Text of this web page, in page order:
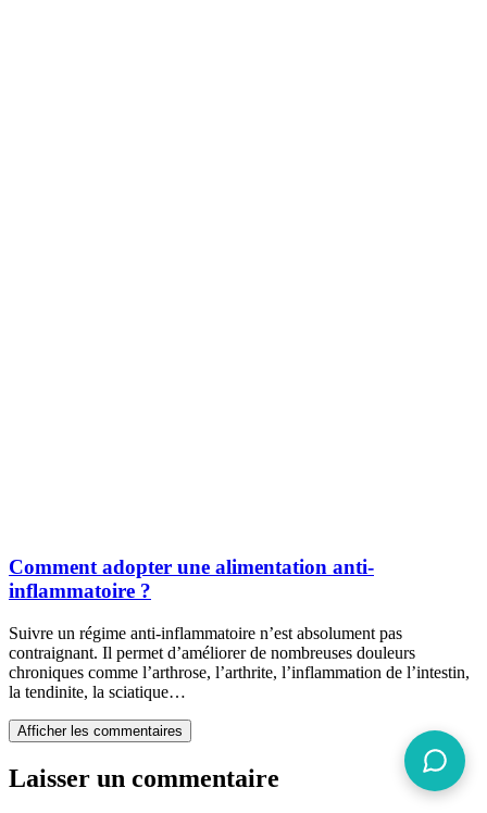
Comment adopter une alimentation anti-
inflammatoire ?
Suivre un régime anti-inflammatoire n’est absolument pas
contraignant. Il permet d’améliorer de nombreuses douleurs
chroniques comme l’arthrose, l’arthrite, l’inflammation de l’intestin,
la tendinite, la sciatique…
Afficher les commentaires
Laisser un commentaire